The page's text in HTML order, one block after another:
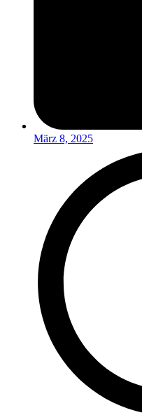
März 8, 2025